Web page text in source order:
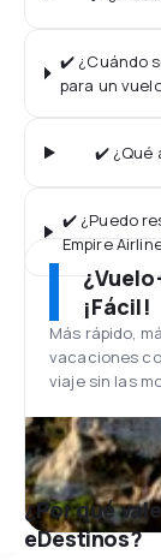
✔️ ¿Cuándo
para un
✔️ ¿Qué
✔️ ¿Puedo
Empire
¡Fácil!
Más rápido,
vacaciones
viaje sin las
¿Por qué
eDestinos?